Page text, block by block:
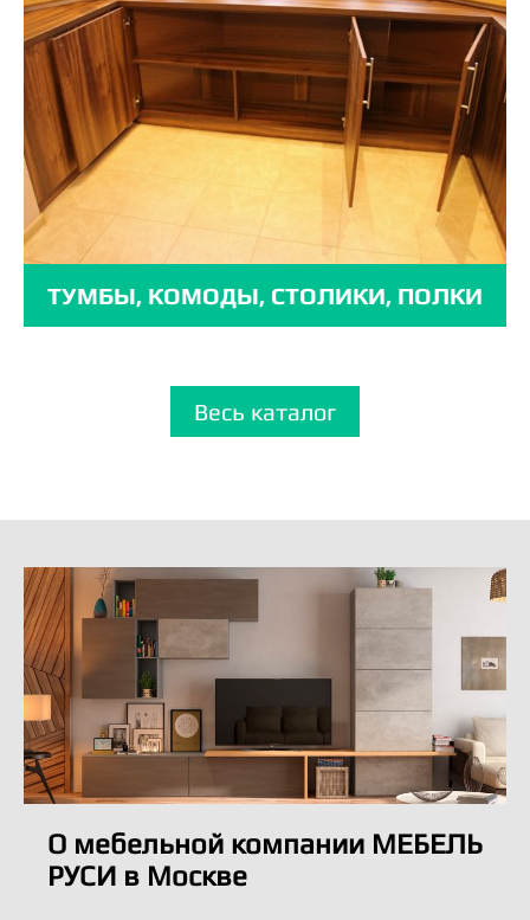
ТУМБЫ, КОМОДЫ, СТОЛИКИ, ПОЛКИ
Весь каталог
О мебельной компании МЕБЕЛЬ
РУСИ в Москве